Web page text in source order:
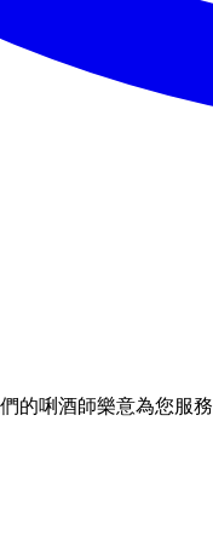
的唎酒師樂意為您服